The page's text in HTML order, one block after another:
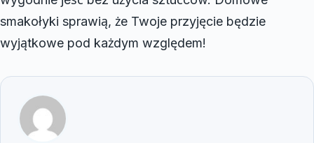
smakołyki sprawią, że Twoje przyjęcie będzie
wyjątkowe pod każdym względem!